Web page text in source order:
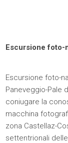
Escursione foto-
Escursione foto-
Paneveggio-Pale
coniugare la
macchina
zona Castellaz-
settentrionali